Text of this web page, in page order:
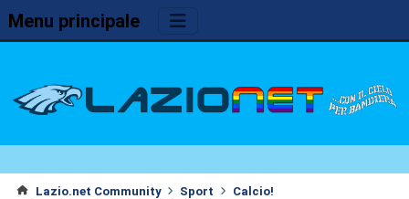
Menu principale
Lazio.net Community Sport
Calcio!